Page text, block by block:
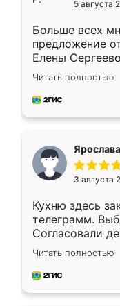
5 августа
Больше всех
предложение
Елены
короткие
для замера
предложил по
Читать полностью
Ярослава
3 августа
Кухню здесь
телеграмм.
Согласовали
недели кухня
довольны
мебель за
Читать полностью